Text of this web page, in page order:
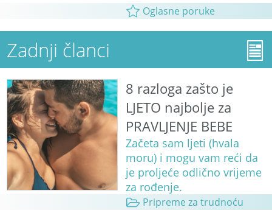
Oglasne poruke
Zadnji članci
8 razloga zašto je
LJETO najbolje za
PRAVLJENJE BEBE
Začeta sam ljeti (hvala
moru) i mogu vam reći da
je proljeće odlično vrijeme
za rođenje.
Pripreme za trudnoću